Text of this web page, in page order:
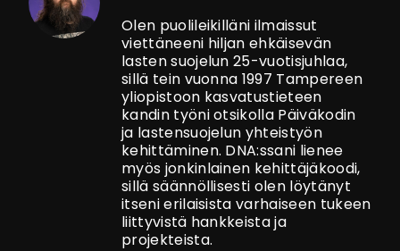
Olen puolileikilläni ilmaissut
viettäneeni hiljan ehkäisevän
lasten suojelun 25-vuotisjuhlaa,
sillä tein vuonna 1997 Tampereen
yliopistoon kasvatustieteen
kandin työni otsikolla Päiväkodin
ja lastensuojelun yhteistyön
kehittäminen. DNA:ssani lienee
myös jonkinlainen kehittäjäkoodi,
sillä säännöllisesti olen löytänyt
itseni erilaisista varhaiseen tukeen
liittyvistä hankkeista ja
projekteista.